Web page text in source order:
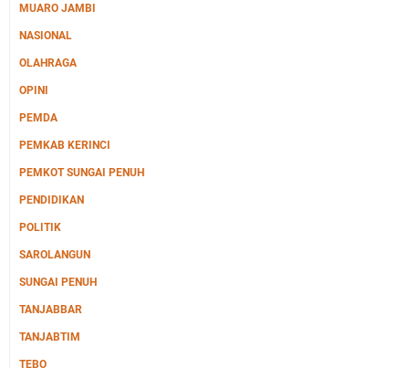
MUARO JAMBI
NASIONAL
OLAHRAGA
OPINI
PEMDA
PEMKAB KERINCI
PEMKOT SUNGAI PENUH
PENDIDIKAN
POLITIK
SAROLANGUN
SUNGAI PENUH
TANJABBAR
TANJABTIM
TEBO